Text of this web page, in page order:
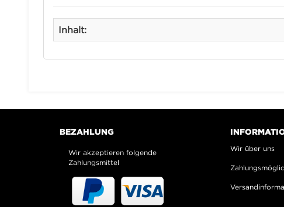
Inhalt:
BEZAHLUNG
Wir akzeptieren folgende
Zahlungsmittel
Wir über uns